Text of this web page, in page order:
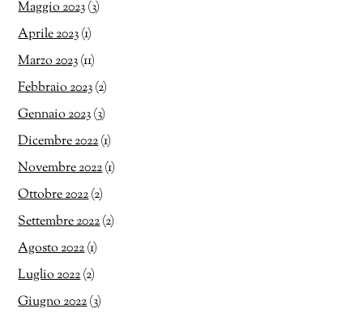
Maggio 2023(3)
Aprile 2023(1)
Marzo 2023(11)
Febbraio 2023(2)
Gennaio 2023(3)
Dicembre 2022(1)
Novembre 2022(1)
Ottobre 2022(2)
Settembre 2022(2)
Agosto 2022(1)
Luglio 2022(2)
Giugno 2022(3)